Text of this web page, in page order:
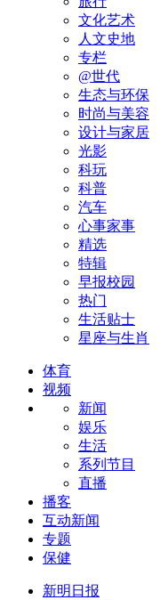
文化艺术
人文史地
专栏
@世代
生态与环保
时尚与美容
设计与家居
光影
科玩
科普
汽车
心事家事
精选
特辑
早报校园
热门
生活贴士
星座与生肖
体育
视频
新闻
娱乐
生活
系列节目
直播
播客
互动新闻
专题
保健
新明日报